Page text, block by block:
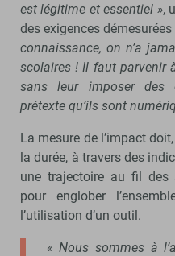
est légitime et essentiel »,
des exigences
connaissance, on n’a
scolaires ! Il faut parvenir
sans leur imposer des
prétexte qu’ils sont
La mesure de l’impact
la durée, à travers des
une trajectoire au fil des
pour englober
l’utilisation d’un outil.
« Nous sommes à